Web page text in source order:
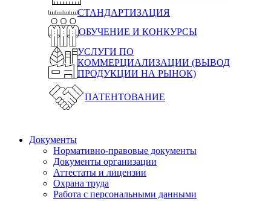
СТАНДАРТИЗАЦИЯ
ОБУЧЕНИЕ И КОНКУРСЫ
УСЛУГИ ПО
КОММЕРЦИАЛИЗАЦИИ (ВЫВОД
ПРОДУКЦИИ НА РЫНОК)
ПАТЕНТОВАНИЕ
Документы
Нормативно-правовые документы
Документы организации
Аттестаты и лицензии
Охрана труда
Работа с персональными данными